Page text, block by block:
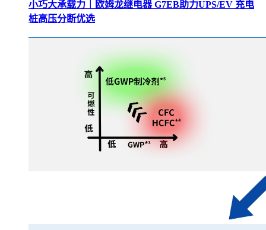
小巧大承载力｜欧姆龙继电器 G7EB助力UPS/EV 充电
桩高压分断优选